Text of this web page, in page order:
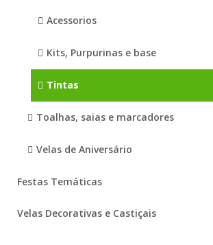
Acessorios
Kits, Purpurinas e base
Tintas
Toalhas, saias e marcadores
Velas de Aniversário
Festas Temáticas
Velas Decorativas e Castiçais